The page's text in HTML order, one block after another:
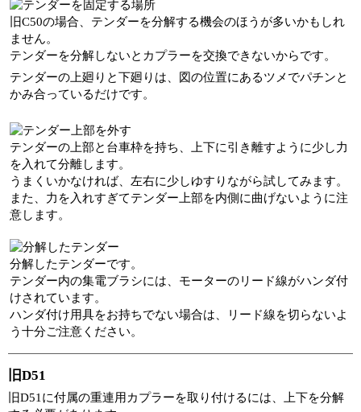
旧C50の場合、テンダーを分解する機会のほうが多いかもしれ
ません。
テンダーを分解しないとカプラーを交換できないからです。
テンダーの上廻りと下廻りは、図の位置にあるツメでパチンと
かみ合っているだけです。
テンダーの上部と台車枠を持ち、上下に引き離すように少し力
を入れて分離します。
うまくいかなければ、左右に少しゆすりながら試してみます。
また、力を入れすぎてテンダー上部を内側に曲げないように注
意します。
分解したテンダーです。
テンダー内の集電ブラシには、モーターのリード線がハンダ付
けされています。
ハンダ付け用具をお持ちでない場合は、リード線を切らないよ
う十分ご注意ください。
旧D51
旧D51に付属の重連用カプラーを取り付けるには、上下を分解